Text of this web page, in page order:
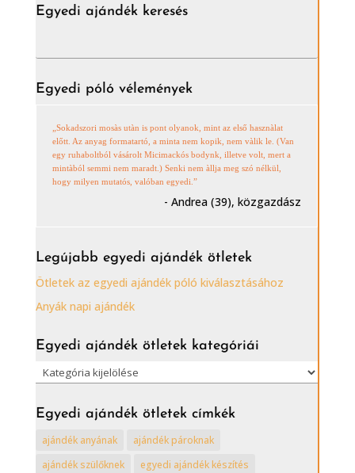
Egyedi ajándék keresés
Egyedi póló vélemények
„Sokadszori mosàs utàn is pont olyanok, mint az első hasznàlat
előtt. Az anyag formatartó, a minta nem kopik, nem vàlik le. (Van
egy ruhaboltból vásárolt Micimackós bodynk, illetve volt, mert a
mintàból semmi nem maradt.) Senki nem àllja meg szó nélkül,
hogy milyen mutatós, valóban egyedi.”
- Andrea (39), közgazdász
Legújabb egyedi ajándék ötletek
Ötletek az egyedi ajándék póló kiválasztásához
Anyák napi ajándék
Egyedi ajándék ötletek kategóriái
Egyedi
ajándék
ötletek
kategóriái
Egyedi ajándék ötletek címkék
ajándék anyának
ajándék pároknak
ajándék szülőknek
egyedi ajándék készítés